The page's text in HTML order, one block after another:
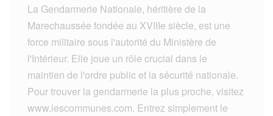
La Gendarmerie Nationale, héritière de la
Marechaussée fondée au XVIIIe siècle, est une
force militaire sous l'autorité du Ministère de
l'Intérieur. Elle joue un rôle crucial dans le
maintien de l'ordre public et la sécurité nationale.
Pour trouver la gendarmerie la plus proche, visitez
www.lescommunes.com. Entrez simplement le